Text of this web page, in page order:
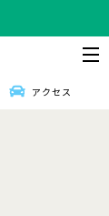
アクセス